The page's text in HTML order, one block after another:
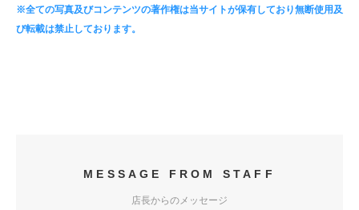
※全ての写真及びコンテンツの著作権は当サイトが保有しており無断使用及
び転載は禁止しております。
MESSAGE FROM STAFF
店長からのメッセージ